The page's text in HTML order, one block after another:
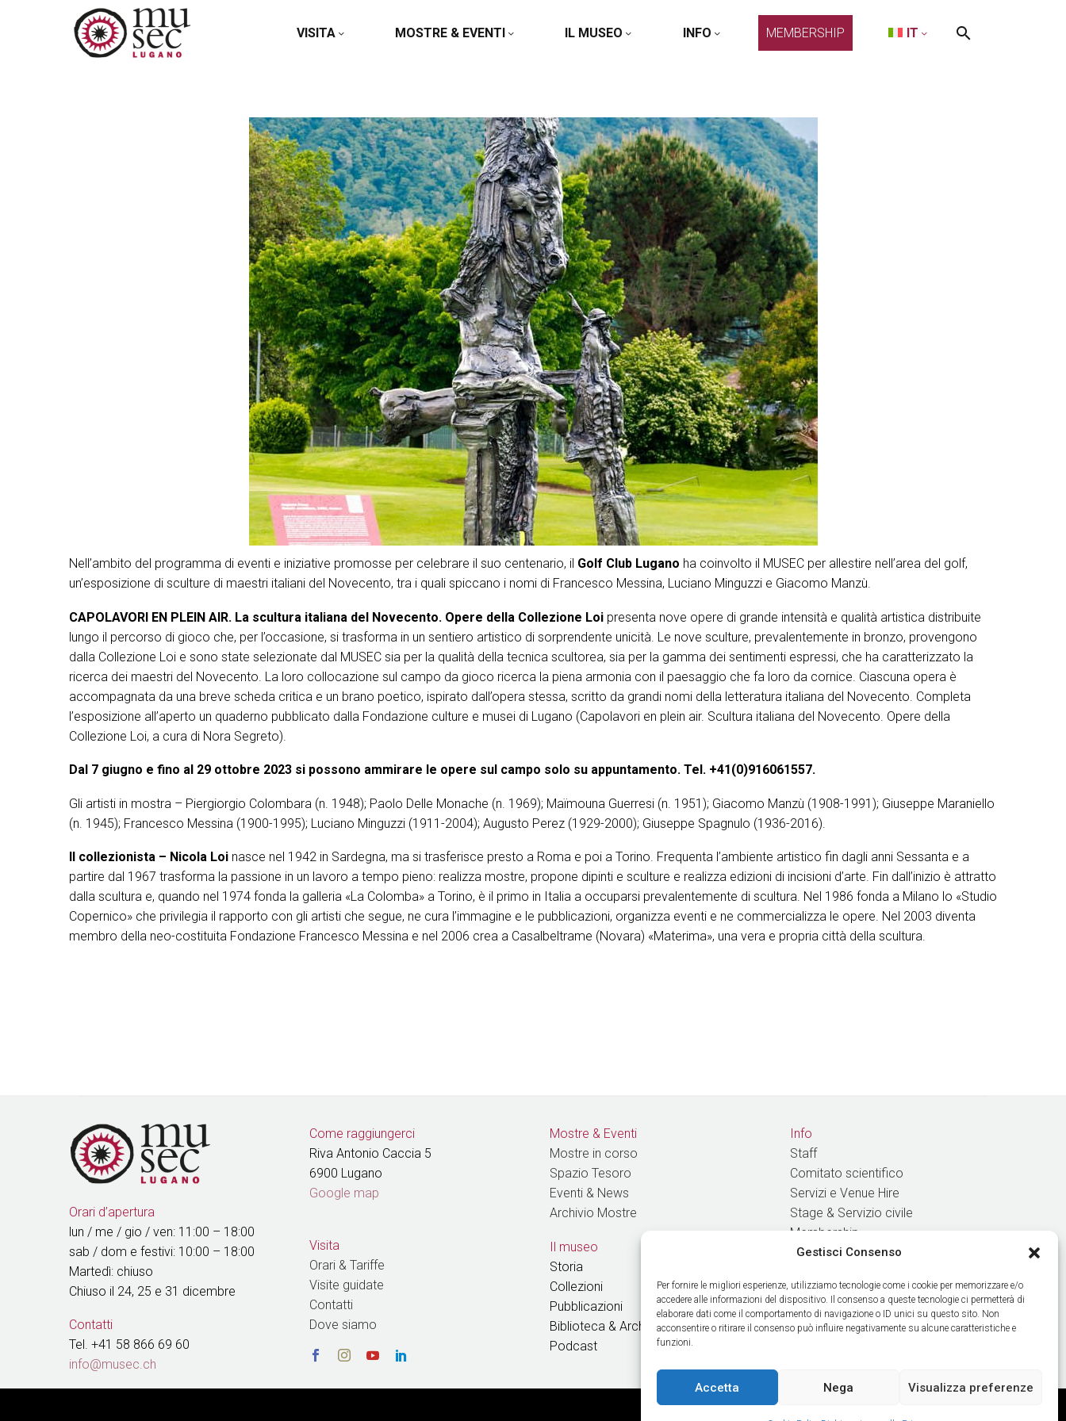
Gestisci Consenso
Per fornire le migliori esperienze, utilizziamo tecnologie come i cookie per memorizzare e/o
accedere alle informazioni del dispositivo. Il consenso a queste tecnologie ci permetterà di
elaborare dati come il comportamento di navigazione o ID unici su questo sito. Non
acconsentire o ritirare il consenso può influire negativamente su alcune caratteristiche e
funzioni.
Accetta Nega Visualizza preferenze
VISITA MOSTRE & EVENTI IL MUSEO INFO MEMBERSHIP IT
Nell’ambito del programma di eventi e iniziative promosse per celebrare il suo centenario, il Golf Club Lugano ha coinvolto il MUSEC per allestire nell’area del golf,
un’esposizione di sculture di maestri italiani del Novecento, tra i quali spiccano i nomi di Francesco Messina, Luciano Minguzzi e Giacomo Manzù.
CAPOLAVORI EN PLEIN AIR. La scultura italiana del Novecento. Opere della Collezione Loi presenta nove opere di grande intensità e qualità artistica distribuite
lungo il percorso di gioco che, per l’occasione, si trasforma in un sentiero artistico di sorprendente unicità. Le nove sculture, prevalentemente in bronzo, provengono
dalla Collezione Loi e sono state selezionate dal MUSEC sia per la qualità della tecnica scultorea, sia per la gamma dei sentimenti espressi, che ha caratterizzato la
ricerca dei maestri del Novecento. La loro collocazione sul campo da gioco ricerca la piena armonia con il paesaggio che fa loro da cornice. Ciascuna opera è
accompagnata da una breve scheda critica e un brano poetico, ispirato dall’opera stessa, scritto da grandi nomi della letteratura italiana del Novecento. Completa
l’esposizione all’aperto un quaderno pubblicato dalla Fondazione culture e musei di Lugano (Capolavori en plein air. Scultura italiana del Novecento. Opere della
Collezione Loi, a cura di Nora Segreto).
Dal 7 giugno e fino al 29 ottobre 2023 si possono ammirare le opere sul campo solo su appuntamento. Tel. +41(0)916061557.
Gli artisti in mostra – Piergiorgio Colombara (n. 1948); Paolo Delle Monache (n. 1969); Maïmouna Guerresi (n. 1951); Giacomo Manzù (1908-1991); Giuseppe Maraniello
(n. 1945); Francesco Messina (1900-1995); Luciano Minguzzi (1911-2004); Augusto Perez (1929-2000); Giuseppe Spagnulo (1936-2016).
Il collezionista – Nicola Loi nasce nel 1942 in Sardegna, ma si trasferisce presto a Roma e poi a Torino. Frequenta l’ambiente artistico fin dagli anni Sessanta e a
partire dal 1967 trasforma la passione in un lavoro a tempo pieno: realizza mostre, propone dipinti e sculture e realizza edizioni di incisioni d’arte. Fin dall’inizio è attratto
dalla scultura e, quando nel 1974 fonda la galleria «La Colomba» a Torino, è il primo in Italia a occuparsi prevalentemente di scultura. Nel 1986 fonda a Milano lo «Studio
Copernico» che privilegia il rapporto con gli artisti che segue, ne cura l’immagine e le pubblicazioni, organizza eventi e ne commercializza le opere. Nel 2003 diventa
membro della neo-costituita Fondazione Francesco Messina e nel 2006 crea a Casalbeltrame (Novara) «Materima», una vera e propria città della scultura.
Orari d’apertura
lun / me / gio / ven: 11:00 – 18:00
sab / dom e festivi: 10:00 – 18:00
Martedì: chiuso
Chiuso il 24, 25 e 31 dicembre
Contatti
Tel. +41 58 866 69 60
info@musec.ch
Come raggiungerci
Riva Antonio Caccia 5
6900 Lugano
Google map
Visita
Orari & Tariffe
Visite guidate
Contatti
Dove siamo
Mostre & Eventi
Mostre in corso
Spazio Tesoro
Eventi & News
Archivio Mostre
Il museo
Storia
Collezioni
Pubblicazioni
Biblioteca & Archivio
Podcast
Info
Staff
Comitato scientifico
Servizi e Venue Hire
Stage & Servizio civile
Membership